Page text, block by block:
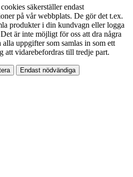
säkerställer endast
på vår webbplats. De gör det t.ex.
produkter i din kundvagn eller logga
är inte möjligt för oss att dra några
alla uppgifter som samlas in som ett
att vidarebefordras till tredje part.
Endast nödvändiga